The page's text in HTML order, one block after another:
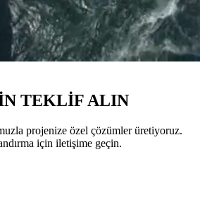
TEKLİF ALIN
projenize özel çözümler üretiyoruz.
için iletişime geçin.